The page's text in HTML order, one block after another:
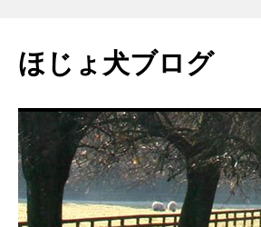
テ
ン
へ
ス
キ
ッ
プ
ほじょ犬ブログ